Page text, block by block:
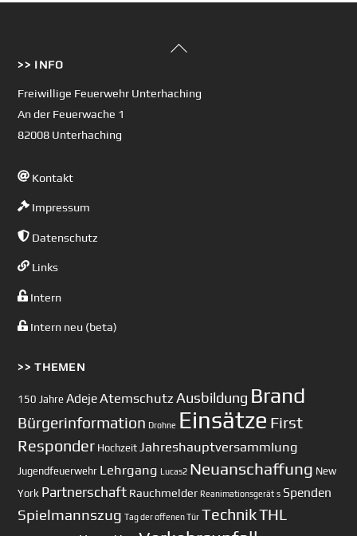
Back
>> INFO
Freiwillige Feuerwehr Unterhaching
An der Feuerwache 1
82008 Unterhaching
Kontakt
Impressum
Datenschutz
Links
Intern
Intern neu (beta)
>> THEMEN
150 Jahre AdejeAtemschutz Ausbildung Brand
Bürgerinformation Drohne Einsätze First
Responder Hochzeit Jahreshauptversammlung
Jugendfeuerwehr Lehrgang Lucas2 Neuanschaffung New
York Partnerschaft Rauchmelder Reanimationsgerät s Spenden
Spielmannszug Tag der offenen Tür TechnikTHL